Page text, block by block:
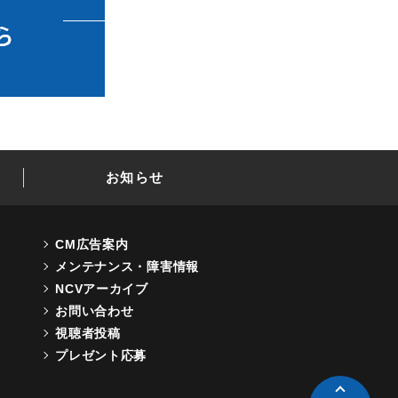
お知らせ
CM広告案内
メンテナンス・障害情報
NCVアーカイブ
お問い合わせ
視聴者投稿
プレゼント応募